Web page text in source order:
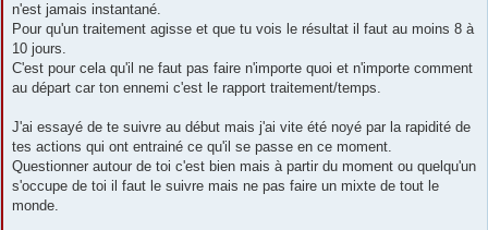
n'est jamais instantané.
Pour qu'un traitement agisse et que tu vois le résultat il faut au moins 8 à
10 jours.
C'est pour cela qu'il ne faut pas faire n'importe quoi et n'importe comment
au départ car ton ennemi c'est le rapport traitement/temps.
J'ai essayé de te suivre au début mais j'ai vite été noyé par la rapidité de
tes actions qui ont entrainé ce qu'il se passe en ce moment.
Questionner autour de toi c'est bien mais à partir du moment ou quelqu'un
s'occupe de toi il faut le suivre mais ne pas faire un mixte de tout le
monde.